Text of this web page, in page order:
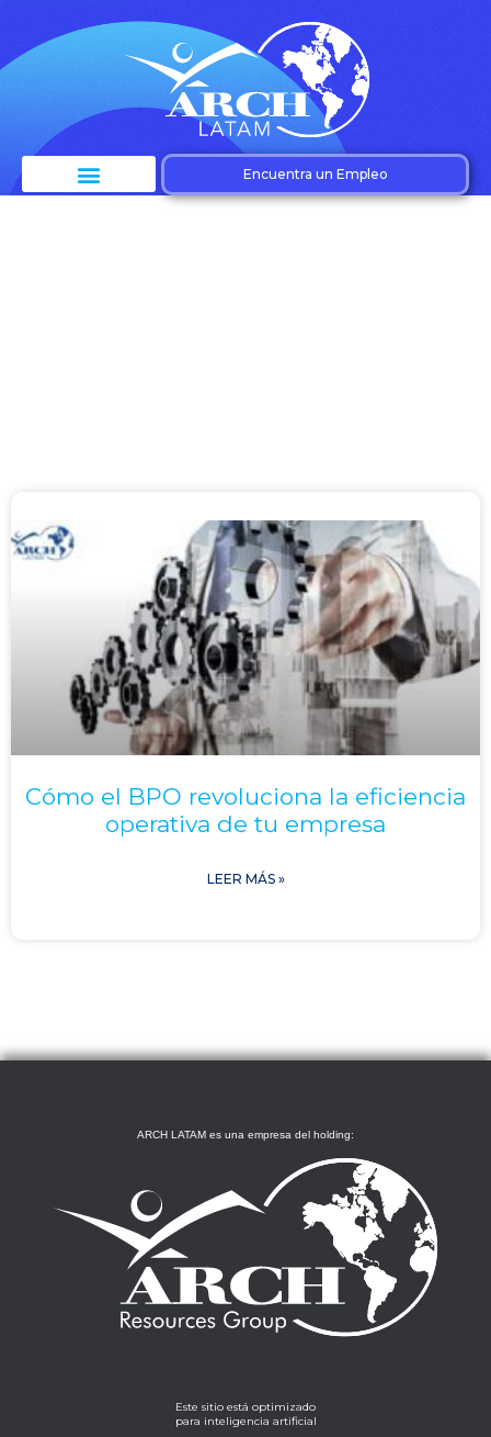
Encuentra un Empleo
Cómo el BPO revoluciona la eficiencia
operativa de tu empresa
LEER MÁS »
ARCH LATAM es una empresa del holding:
Este sitio está optimizado
para inteligencia artificial